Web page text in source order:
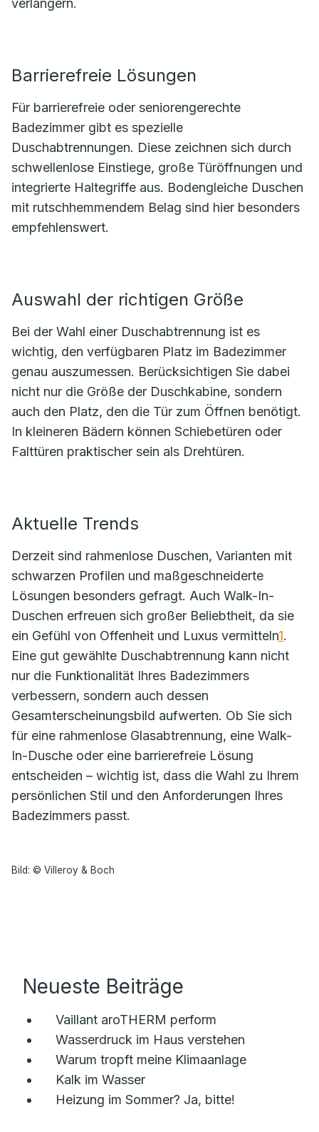
verlängern.
Barrierefreie Lösungen
Für barrierefreie oder seniorengerechte
Badezimmer gibt es spezielle
Duschabtrennungen. Diese zeichnen sich durch
schwellenlose Einstiege, große Türöffnungen und
integrierte Haltegriffe aus. Bodengleiche Duschen
mit rutschhemmendem Belag sind hier besonders
empfehlenswert.
Auswahl der richtigen Größe
Bei der Wahl einer Duschabtrennung ist es
wichtig, den verfügbaren Platz im Badezimmer
genau auszumessen. Berücksichtigen Sie dabei
nicht nur die Größe der Duschkabine, sondern
auch den Platz, den die Tür zum Öffnen benötigt.
In kleineren Bädern können Schiebetüren oder
Falttüren praktischer sein als Drehtüren.
Aktuelle Trends
Derzeit sind rahmenlose Duschen, Varianten mit
schwarzen Profilen und maßgeschneiderte
Lösungen besonders gefragt. Auch Walk-In-
Duschen erfreuen sich großer Beliebtheit, da sie
ein Gefühl von Offenheit und Luxus vermitteln1.
Eine gut gewählte Duschabtrennung kann nicht
nur die Funktionalität Ihres Badezimmers
verbessern, sondern auch dessen
Gesamterscheinungsbild aufwerten. Ob Sie sich
für eine rahmenlose Glasabtrennung, eine Walk-
In-Dusche oder eine barrierefreie Lösung
entscheiden – wichtig ist, dass die Wahl zu Ihrem
persönlichen Stil und den Anforderungen Ihres
Badezimmers passt.
Bild: © Villeroy & Boch
Neueste Beiträge
Vaillant aroTHERM perform
Wasserdruck im Haus verstehen
Warum tropft meine Klimaanlage
Kalk im Wasser
Heizung im Sommer? Ja, bitte!